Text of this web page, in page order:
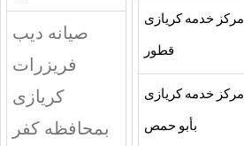
مركز خدمه كريازى
قطور
مركز خدمه كريازى
بأبو حمص
صيانه ديب
فريزرات
كريازى
بمحافظه كفر